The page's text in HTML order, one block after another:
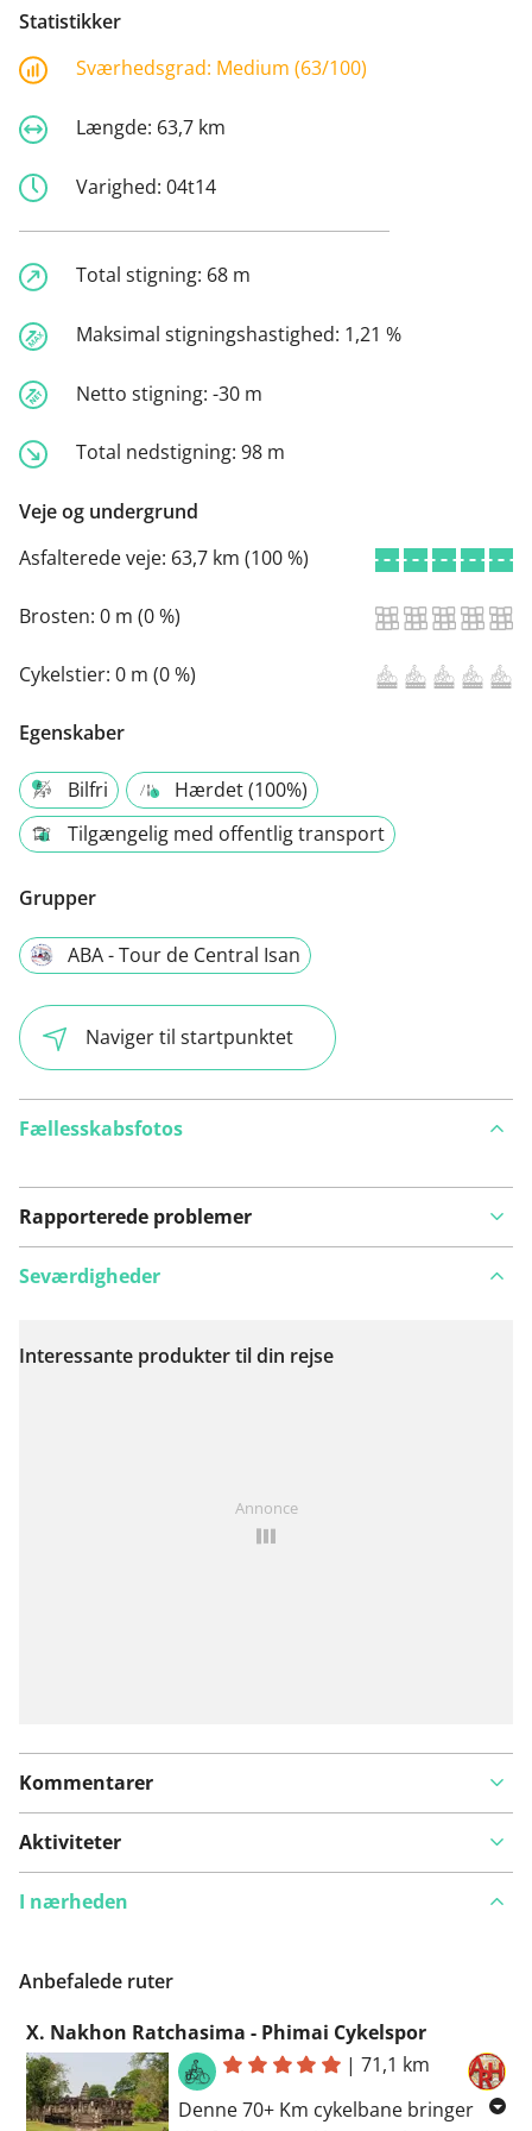
Statistikker
Sværhedsgrad: Medium (63/100)
Længde: 63,7 km
Varighed: 04t14
Total stigning: 68 m
Maksimal stigningshastighed: 1,21 %
Netto stigning: -30 m
Total nedstigning: 98 m
Veje og undergrund
Asfalterede veje: 63,7 km (100 %)
Brosten: 0 m (0 %)
Cykelstier: 0 m (0 %)
Egenskaber
Bilfri
Hærdet (100%)
Tilgængelig med offentlig transport
Grupper
ABA - Tour de Central Isan
Naviger til startpunktet
Fællesskabsfotos
Rapporterede problemer
Se på kort
Seværdigheder
Interessante produkter til din rejse
Annonce
Kommentarer
Aktiviteter
I nærheden
Anbefalede ruter
X. Nakhon Ratchasima - Phimai Cykelspor
|71,1 km
Denne 70+ Km cykelbane bringer